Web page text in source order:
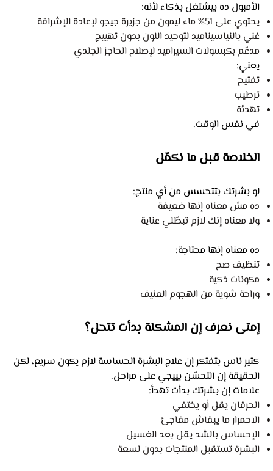
الأمبول ده بيشتغل بذكاء لأنه:
يحتوي على 51% ماء ليمون من جزيرة جيجو لإعادة الإشراقة
غني بالنياسيناميد لتوحيد اللون بدون تهييج
مدعّم بكبسولات السيراميد لإصلاح الحاجز الجلدي
يعني:
تفتيح
ترطيب
تهدئة
في نفس الوقت.
الخلاصة قبل ما نكمّل
لو بشرتك بتتحسس من أي منتج:
ده مش معناه إنها ضعيفة
ولا معناه إنك لازم تبطّلي عناية
ده معناه إنها محتاجة:
تنظيف صح
مكونات ذكية
وراحة شوية من الهجوم العنيف
إمتى نعرف إن المشكلة بدأت تتحل؟
كتير ناس بتفتكر إن علاج البشرة الحساسة لازم يكون سريع، لكن
الحقيقة إن التحسّن بييجي على مراحل.
علامات إن بشرتك بدأت تهدأ:
الحرقان يقل أو يختفي
الاحمرار ما يبقاش مفاجئ
الإحساس بالشد يقل بعد الغسيل
البشرة تستقبل المنتجات بدون لسعة